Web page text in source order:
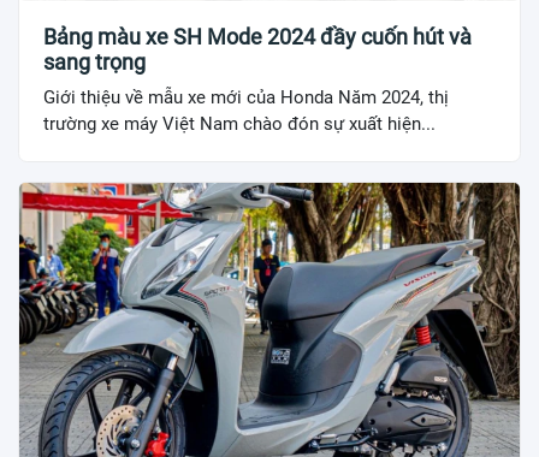
Bảng màu xe SH Mode 2024 đầy cuốn hút và
sang trọng
Giới thiệu về mẫu xe mới của Honda Năm 2024, thị
trường xe máy Việt Nam chào đón sự xuất hiện...